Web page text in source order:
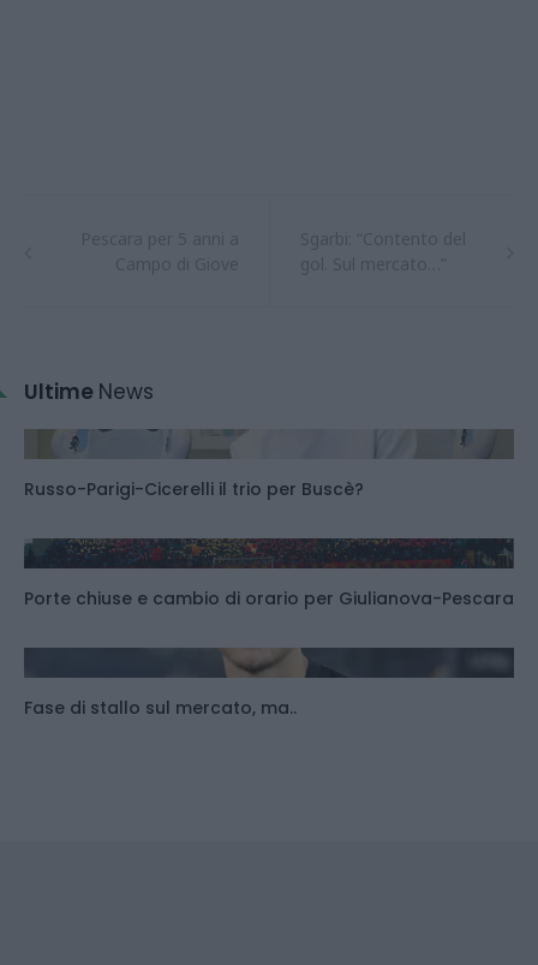
Ultime News
Russo-Parigi-Cicerelli il trio per Buscè?
Porte chiuse e cambio di orario per Giulianova-Pescara
Fase di stallo sul mercato, ma..